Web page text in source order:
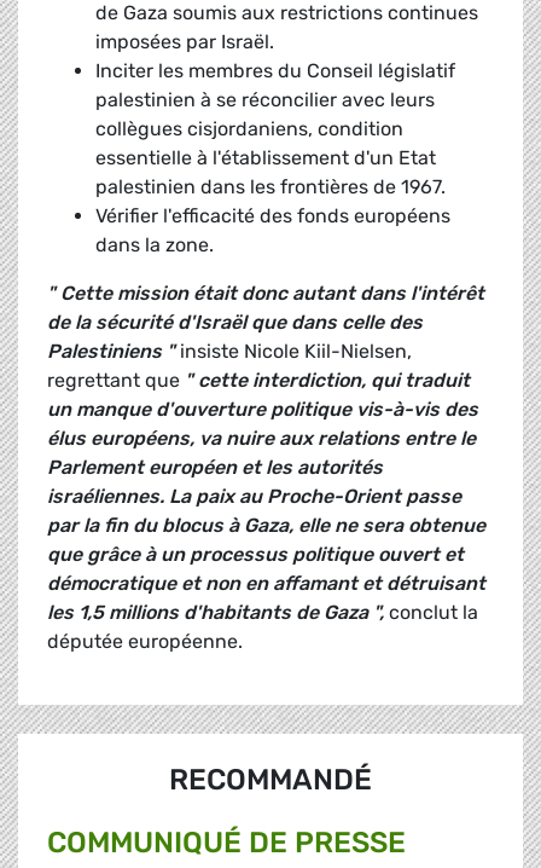
de Gaza soumis aux restrictions continues
imposées par Israël.
Inciter les membres du Conseil législatif
palestinien à se réconcilier avec leurs
collègues cisjordaniens, condition
essentielle à l'établissement d'un Etat
palestinien dans les frontières de 1967.
Vérifier l'efficacité des fonds européens
dans la zone.
" Cette mission était donc autant dans l'intérêt
de la sécurité d'Israël que dans celle des
Palestiniens "insiste Nicole Kiil-Nielsen,
regrettant que " cette interdiction, qui traduit
un manque d'ouverture politique vis-à-vis des
élus européens, va nuire aux relations entre le
Parlement européen et les autorités
israéliennes. La paix au Proche-Orient passe
par la fin du blocus à Gaza, elle ne sera obtenue
que grâce à un processus politique ouvert et
démocratique et non en affamant et détruisant
les 1,5 millions d'habitants de Gaza ", conclut la
députée européenne.
RECOMMANDÉ
COMMUNIQUÉ DE PRESSE